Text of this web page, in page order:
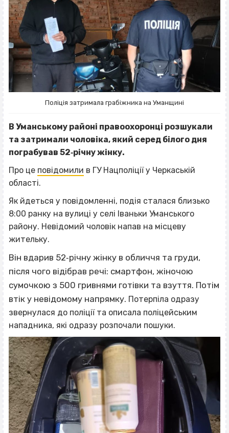
Поліція затримала грабіжника на Уманщині
В Уманському районі правоохоронці розшукали
та затримали чоловіка, який серед білого дня
пограбував 52‐річну жінку.
Про це повідомили в ГУ Нацполіції у Черкаській
області.
Як йдеться у повідомленні, подія сталася близько
8:00 ранку на вулиці у селі Іваньки Уманського
району. Невідомий чоловік напав на місцеву
жительку.
Він вдарив 52‐річну жінку в обличчя та груди,
після чого відібрав речі: смартфон, жіночою
сумочкою з 500 гривнями готівки та взуття. Потім
втік у невідомому напрямку. Потерпіла одразу
звернулася до поліції та описала поліцейським
нападника, які одразу розпочали пошуки.